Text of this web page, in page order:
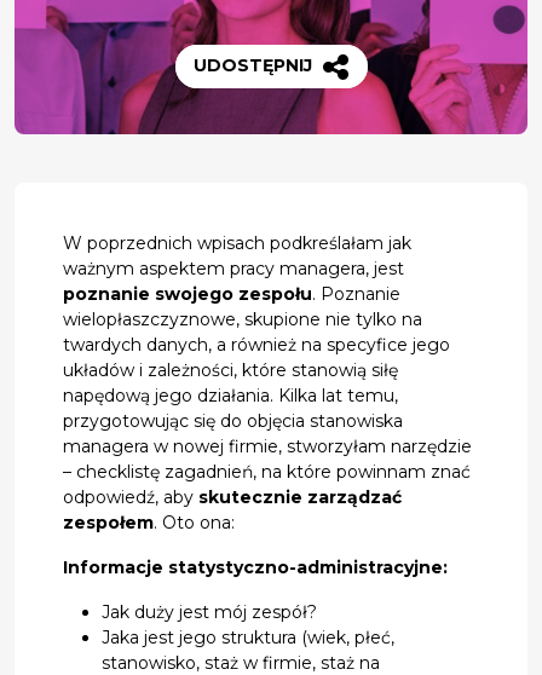
UDOSTĘPNIJ
W poprzednich wpisach podkreślałam jak
ważnym aspektem pracy managera, jest
poznanie swojego zespołu. Poznanie
wielopłaszczyznowe, skupione nie tylko na
twardych danych, a również na specyfice jego
układów i zależności, które stanowią siłę
napędową jego działania. Kilka lat temu,
przygotowując się do objęcia stanowiska
managera w nowej firmie, stworzyłam narzędzie
– checklistę zagadnień, na które powinnam znać
odpowiedź, aby skutecznie zarządzać
zespołem. Oto ona:
Informacje statystyczno-administracyjne:
Jak duży jest mój zespół?
Jaka jest jego struktura (wiek, płeć,
stanowisko, staż w firmie, staż na